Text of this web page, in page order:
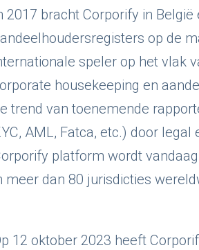
2017 bracht Corporify in
op de
speler op het vlak
housekeeping en
trend van toenemende
AML, Fatca, etc.) door
platform wordt
meer dan 80 jurisdicties
12 oktober 2023 heeft